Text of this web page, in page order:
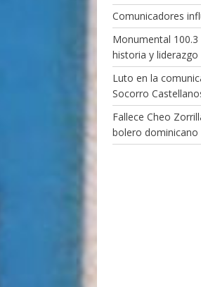
Comunicadores
Monumental
historia y
Luto en la
Socorro
Fallece Cheo
bolero dominicano